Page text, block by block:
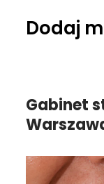
Dodaj
Gabinet